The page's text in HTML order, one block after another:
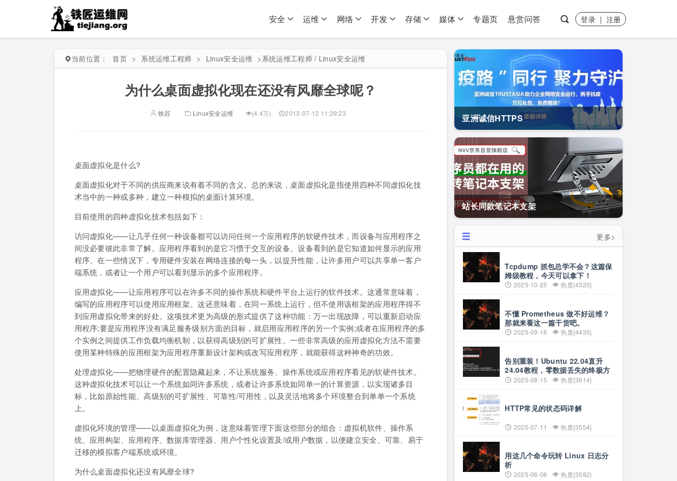
安全 运维 网络 开发 存储 媒体 专题页 悬赏问答 登录 | 注册
当前位置： 首页 > 系统运维工程师 > Linux安全运维 >系统运维工程师 / Linux安全运维
为什么桌面虚拟化现在还没有风靡全球呢？
铁匠 Linux安全运维 (4.4万) 2013-07-12 11:29:23
桌面虚拟化是什么?
桌面虚拟化对于不同的供应商来说有着不同的含义。总的来说，桌面虚拟化是指使用四种不同虚拟化技
术当中的一种或多种，建立一种模拟的桌面计算环境。
目前使用的四种虚拟化技术包括如下：
访问虚拟化——让几乎任何一种设备都可以访问任何一个应用程序的软硬件技术，而设备与应用程序之
间没必要彼此非常了解。应用程序看到的是它习惯于交互的设备。设备看到的是它知道如何显示的应用
程序。在一些情况下，专用硬件安装在网络连接的每一头，以提升性能，让许多用户可以共享单一客户
端系统，或者让一个用户可以看到显示的多个应用程序。
应用虚拟化——让应用程序可以在许多不同的操作系统和硬件平台上运行的软件技术。这通常意味着，
编写的应用程序可以使用应用框架。这还意味着，在同一系统上运行，但不使用该框架的应用程序得不
到应用虚拟化带来的好处。这项技术更为高级的形式提供了这种功能：万一出现故障，可以重新启动应
用程序;要是应用程序没有满足服务级别方面的目标，就启用应用程序的另一个实例;或者在应用程序的多
个实例之间提供工作负载均衡机制，以获得高级别的可扩展性。一些非常高级的应用虚拟化方法不需要
使用某种特殊的应用框架为应用程序重新设计架构或改写应用程序，就能获得这种神奇的功效。
处理虚拟化——把物理硬件的配置隐藏起来，不让系统服务、操作系统或应用程序看见的软硬件技术。
这种虚拟化技术可以让一个系统如同许多系统，或者让许多系统如同单一的计算资源，以实现诸多目
标，比如原始性能、高级别的可扩展性、可靠性/可用性，以及灵活地将多个环境整合到单单一个系统
上。
虚拟化环境的管理——以桌面虚拟化为例，这意味着管理下面这些部分的组合：虚拟机软件、操作系
统、应用构架、应用程序、数据库管理器、用户个性化设置及/或用户数据，以便建立安全、可靠、易于
迁移的模拟客户端系统或环境。
为什么桌面虚拟化还没有风靡全球?
亚洲诚信HTTPS
站长同款笔记本支架
更多>
Tcpdump 抓包总学不会？这篇保
姆级教程，今天可以拿下！
2025-10-25 热度{4320}
不懂 Prometheus 做不好运维？
那就来看这一篇干货吧。
2025-09-16 热度{4435}
告别重装！Ubuntu 22.04直升
24.04教程，零数据丢失的终极方
案 2025-08-15 热度{3614}
HTTP常见的状态码详解
2025-07-11 热度{3554}
用这几个命令玩转 Linux 日志分
析
2025-06-06 热度{3582}